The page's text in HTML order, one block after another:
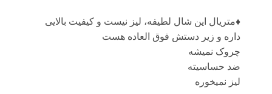
♦️متریال این شال لطیفه، لیز نیست و کیفیت بالایی
داره و زیر دستش فوق العاده هست
چروک نمیشه
ضد حساسیته
لیز نمیخوره